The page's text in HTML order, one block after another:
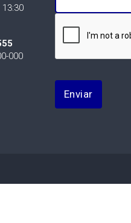
13:30
000
Enviar